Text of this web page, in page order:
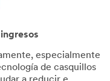
especialmente
de casquillos